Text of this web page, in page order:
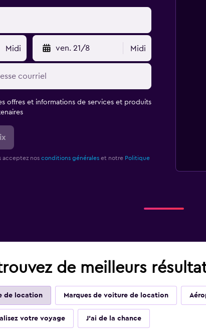
Midi ven. 21/8 Midi
offres et informations de services et produits
acceptez nos conditions généraleset notre Politique
de meilleurs
de location Marques de voiture de location
votre voyage J'ai de la chance